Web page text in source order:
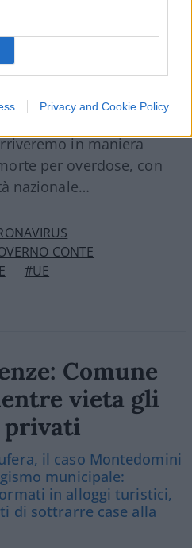
Privacy and Cookie Policy
Stati Uniti da una banca
Roosevelt, abbiamo
in maniera
per overdose, con
nazionale…
CONTE
#UE
Comune
vieta gli
il caso Montedomini
municipale:
in alloggi turistici,
di sottrarre case alla